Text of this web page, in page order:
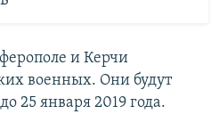
и Керчи
военных. Они будут
25 января 2019 года.